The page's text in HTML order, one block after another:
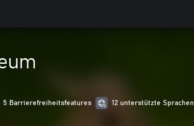
5 Barrierefreiheitsfeatures 12 unterstützte Sprachen